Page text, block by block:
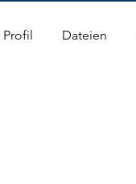
Profil Dateien